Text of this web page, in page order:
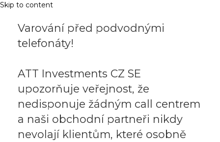
Skip to content
Varování před podvodnými
telefonáty!
ATT Investments CZ SE
upozorňuje veřejnost, že
nedisponuje žádným call centrem
a naši obchodní partneři nikdy
nevolají klientům, které osobně